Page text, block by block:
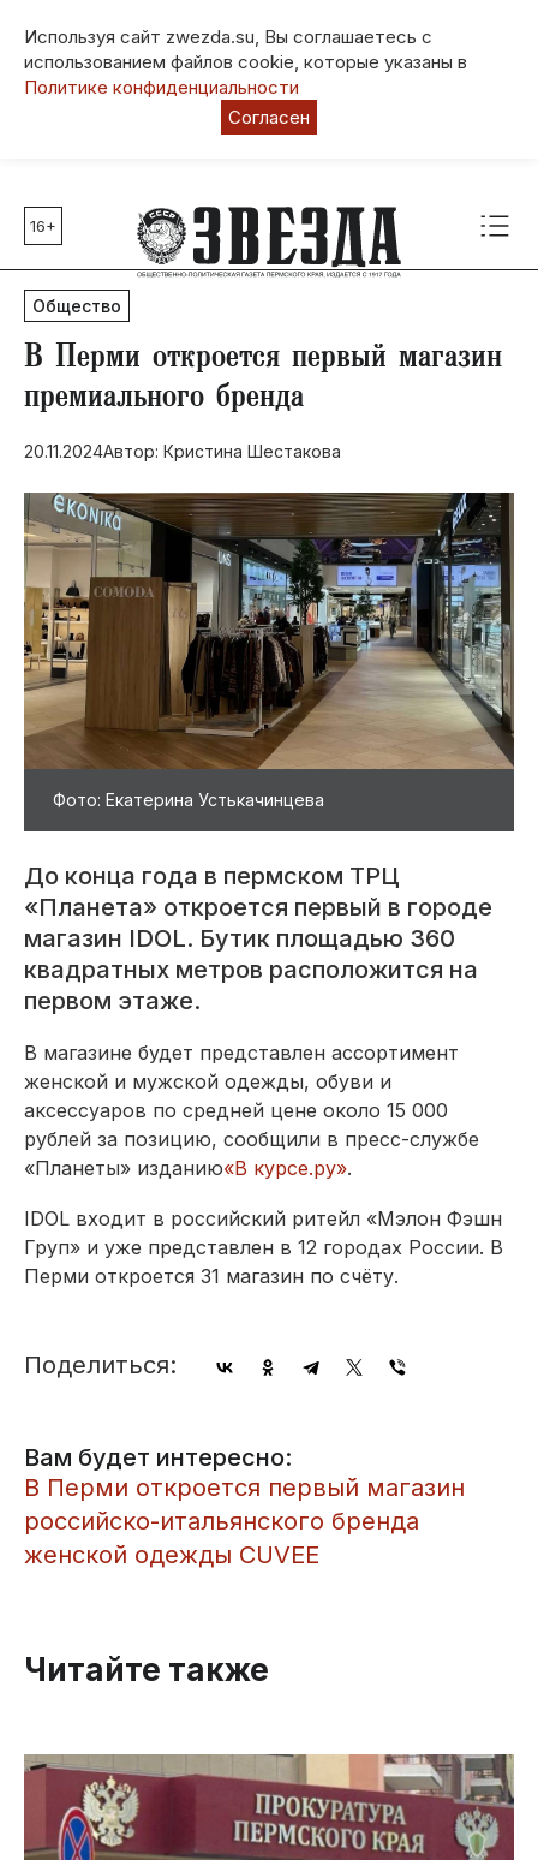
Используя сайт zwezda.su, Вы соглашаетесь с
использованием файлов cookie, которые указаны в
Политике конфиденциальности
Согласен
Главные темы
80 лет Победы
Молодежная столица РФ
СВО
Выборы в Пермском крае
Социальная поддержка
Инфраструктура
Благоустройство
16+
Общество
​В Перми откроется первый магазин
премиального бренда
20.11.2024Автор: Кристина Шестакова
Фото: Екатерина Устькачинцева
До конца года в пермском ТРЦ
«Планета» откроется первый в городе
магазин IDOL. Бутик площадью 360
квадратных метров расположится на
первом этаже.
В магазине будет представлен ассортимент
женской и мужской одежды, обуви и
аксессуаров по средней цене около 15 000
рублей за позицию, сообщили в пресс-службе
«Планеты» изданию«В курсе.ру».
IDOL входит в российский ритейл «Мэлон Фэшн
Груп» и уже представлен в 12 городах России. В
Перми откроется 31 магазин по счёту.
Поделиться:
Вам будет интересно:
​В Перми откроется первый магазин
российско-итальянского бренда
женской одежды CUVEE
Читайте также